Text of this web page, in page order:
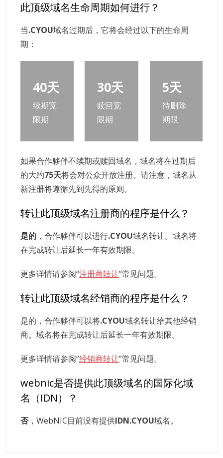
此顶级域名生命周期如何进行？
当.CYOU域名过期后，它将会经过以下的生命周
期：
40天
续期宽
限期
30天
赎回宽
限期
5天
待删除
期限
如果合作夥伴不续期或赎回域名，域名将在过期后
的大约75天将会对公众开放注册。请注意，域名从
新注册将遵循先到先得的原则。
转让此顶级域名注册商的程序是什么？
是的 ，合作夥伴可以进行.CYOU域名转让。域名将
在完成转让后延长一年有效期限。
更多详情请参阅“注册商转让”常见问题。
转让此顶级域名经销商的程序是什么？
是的，合作夥伴可以将.CYOU域名转让给其他经销
商。域名将在完成转让后延长一年有效期限。
更多详情请参阅“经销商转让”常见问题。
webnic是否提供此顶级域名的国际化域
名（IDN）？
否，WebNIC目前没有提供IDN.CYOU域名。